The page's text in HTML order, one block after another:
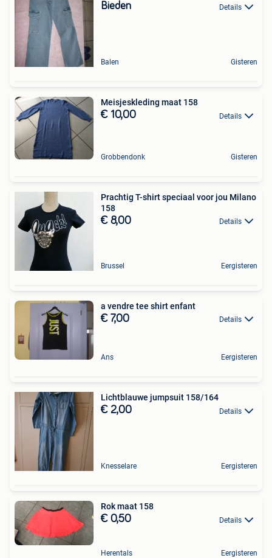
Bieden Details
Balen Gisteren
Meisjeskleding maat 158
€ 10,00 Details
Grobbendonk Gisteren
Prachtig T-shirt speciaal voor jou Milano
158
€ 8,00 Details
Brussel Eergisteren
a vendre tee shirt enfant
€ 7,00 Details
Ans Eergisteren
Lichtblauwe jumpsuit 158/164
€ 2,00 Details
Knesselare Eergisteren
Rok maat 158
€ 0,50 Details
Herentals Eergisteren